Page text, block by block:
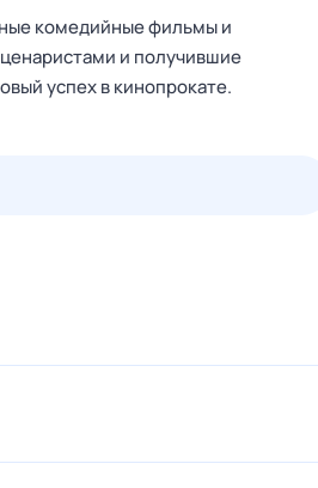
комедийные фильмы и
и получившие
успех в кинопрокате.